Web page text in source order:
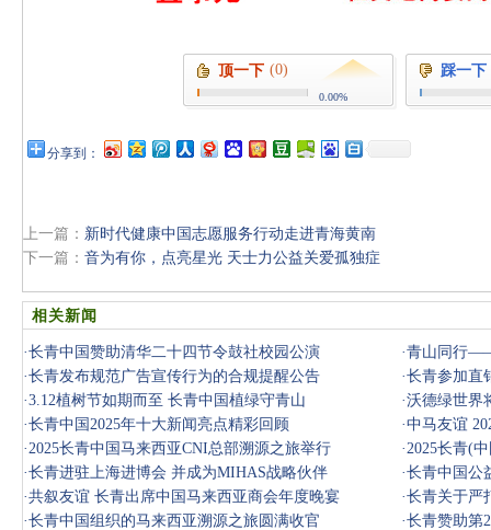
顶一下 (0)
0.00%
踩一下
分享到：
上一篇： 新时代健康中国志愿服务行动走进青海黄南
下一篇： 音为有你，点亮星光 天士力公益关爱孤独症
相关新闻
·长青中国赞助清华二十四节令鼓社校园公演 ·青山同行
·长青发布规范广告宣传行为的合规提醒公告 ·长青参加直
·3.12植树节如期而至 长青中国植绿守青山 ·沃德绿世界
布局
·长青中国2025年十大新闻亮点精彩回顾 ·中马友谊
·2025长青中国马来西亚CNI总部溯源之旅举行 ·2025长青(
·长青进驻上海进博会 并成为MIHAS战略伙伴 ·长青中国公
·共叙友谊 长青出席中国马来西亚商会年度晚宴 ·长青关于严
·长青中国组织的马来西亚溯源之旅圆满收官 ·长青赞助第